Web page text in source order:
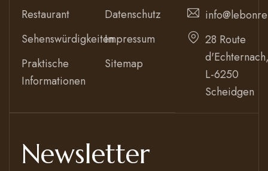
Restaurant
Sehenswürdigkeiten
Praktische
Informationen
Datenschutz
Impressum
Sitemap
28 Route
L-6250
Scheidgen
Newsletter